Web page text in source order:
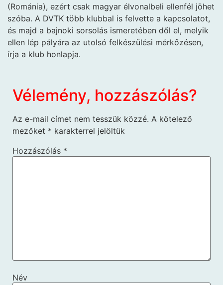
(Románia), ezért csak magyar élvonalbeli ellenfél jöhet
szóba. A DVTK több klubbal is felvette a kapcsolatot,
és majd a bajnoki sorsolás ismeretében dől el, melyik
ellen lép pályára az utolsó felkészülési mérkőzésen,
írja a klub honlapja.
Vélemény, hozzászólás?
Az e-mail címet nem tesszük közzé. A kötelező
mezőket * karakterrel jelöltük
Hozzászólás *
Név